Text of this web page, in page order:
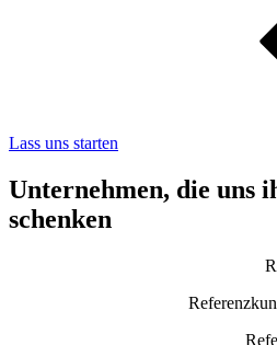
Lass uns starten
Unternehmen, die uns
schenken